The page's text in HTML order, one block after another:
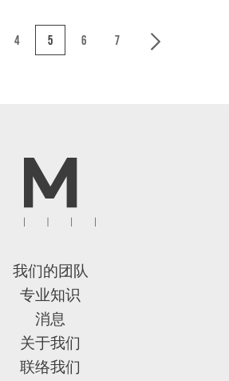
4 5 6 7
我们的团队
专业知识
消息
关于我们
联络我们